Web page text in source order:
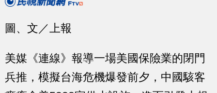
圖、文／上報
美媒《連線》報導一場美國保險業的閉門
兵推，模擬台海危機爆發前夕，中國駭客